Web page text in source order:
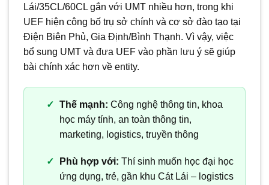
Lái/35CL/60CL gắn với UMT nhiều hơn, trong khi
UEF hiện công bố trụ sở chính và cơ sở đào tạo tại
Điện Biên Phủ, Gia Định/Bình Thạnh. Vì vậy, việc
bổ sung UMT và đưa UEF vào phần lưu ý sẽ giúp
bài chính xác hơn về entity.
Thế mạnh: Công nghệ thông tin, khoa
học máy tính, an toàn thông tin,
marketing, logistics, truyền thông
Phù hợp với: Thí sinh muốn học đại học
ứng dụng, trẻ, gần khu Cát Lái – logistics